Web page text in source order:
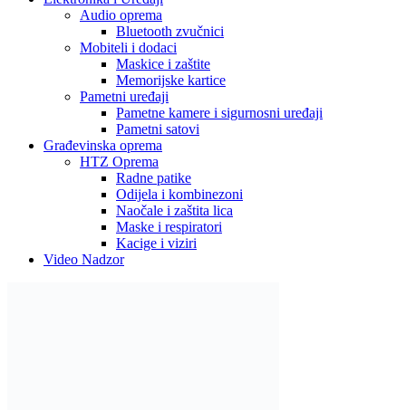
Audio oprema
Bluetooth zvučnici
Mobiteli i dodaci
Maskice i zaštite
Memorijske kartice
Pametni uređaji
Pametne kamere i sigurnosni uređaji
Pametni satovi
Građevinska oprema
HTZ Oprema
Radne patike
Odijela i kombinezoni
Naočale i zaštita lica
Maske i respiratori
Kacige i viziri
Video Nadzor